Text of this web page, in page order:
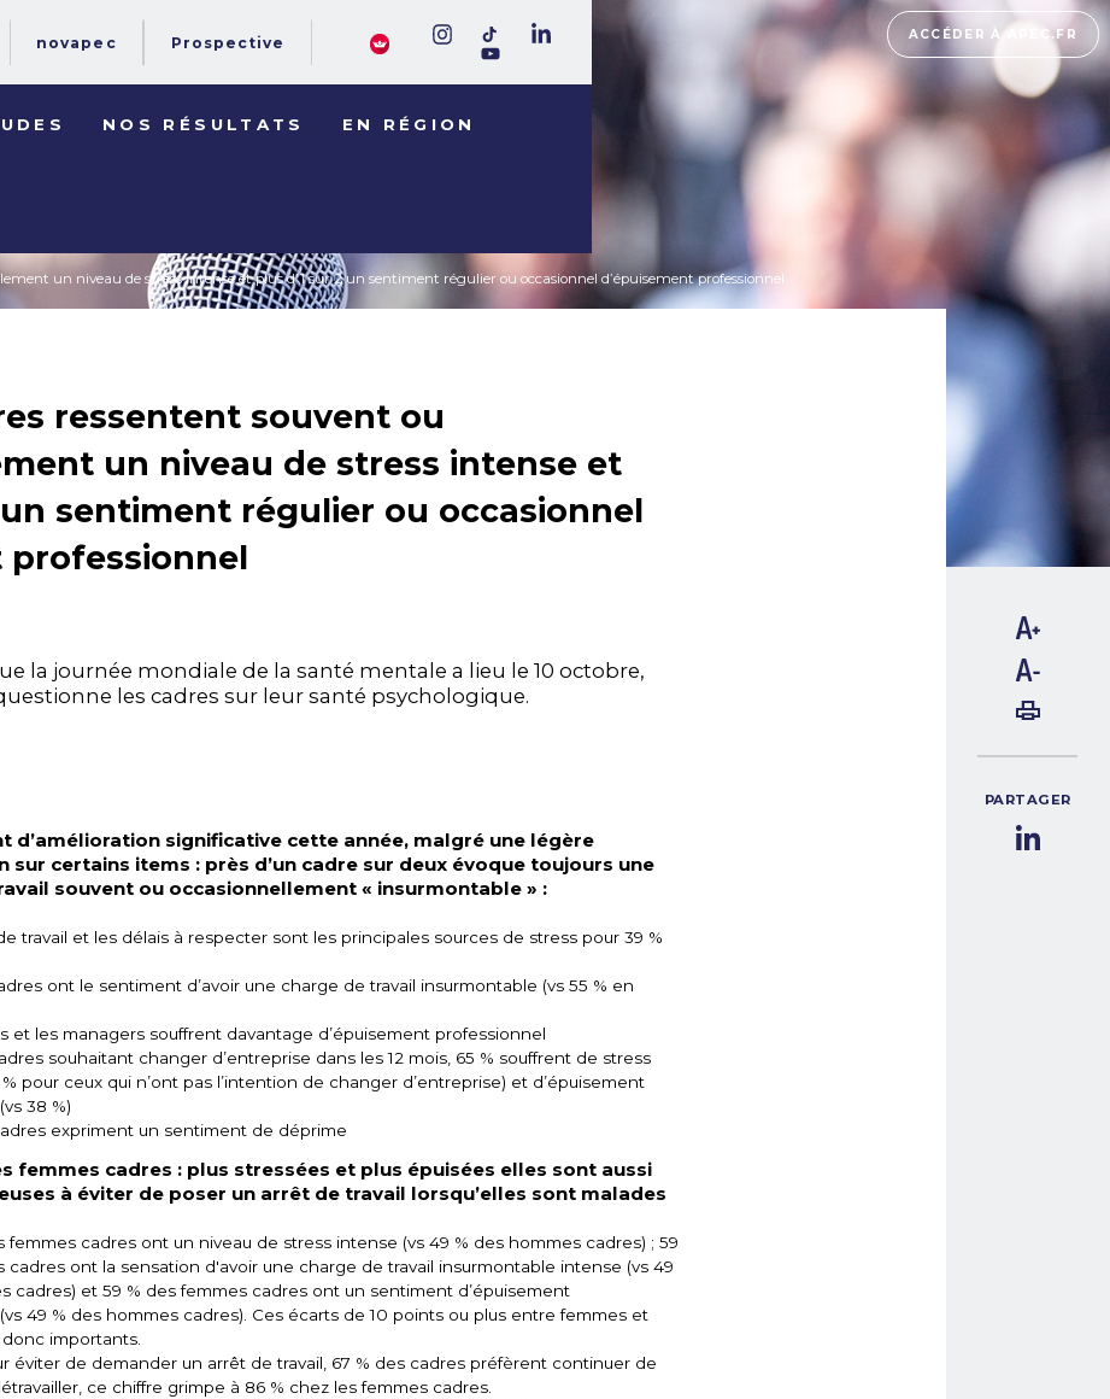
novapec Prospective
NOS RÉSULTATS EN RÉGION
ACCÉDER À APEC.FR
un niveau de stress intense et plus d’1 sur 2 un sentiment régulier ou occasionnel d’épuisement professionnel
ressentent souvent ou
un niveau de stress intense et
un sentiment régulier ou occasionnel
professionnel
PARTAGER
la journée mondiale de la santé mentale a lieu le 10 octobre,
les cadres sur leur santé psychologique.
d’amélioration significative cette année, malgré une légère
sur certains items : près d’un cadre sur deux évoque toujours une
souvent ou occasionnellement « insurmontable » :
travail et les délais à respecter sont les principales sources de stress pour 39 %
ont le sentiment d’avoir une charge de travail insurmontable (vs 55 % en
et les managers souffrent davantage d’épuisement professionnel
souhaitant changer d’entreprise dans les 12 mois, 65 % souffrent de stress
pour ceux qui n’ont pas l’intention de changer d’entreprise) et d’épuisement
38 %)
expriment un sentiment de déprime
femmes cadres : plus stressées et plus épuisées elles sont aussi
à éviter de poser un arrêt de travail lorsqu’elles sont malades
femmes cadres ont un niveau de stress intense (vs 49 % des hommes cadres) ; 59
cadres ont la sensation d'avoir une charge de travail insurmontable intense (vs 49
cadres) et 59 % des femmes cadres ont un sentiment d’épuisement
49 % des hommes cadres). Ces écarts de 10 points ou plus entre femmes et
importants.
éviter de demander un arrêt de travail, 67 % des cadres préfèrent continuer de
ce chiffre grimpe à 86 % chez les femmes cadres.